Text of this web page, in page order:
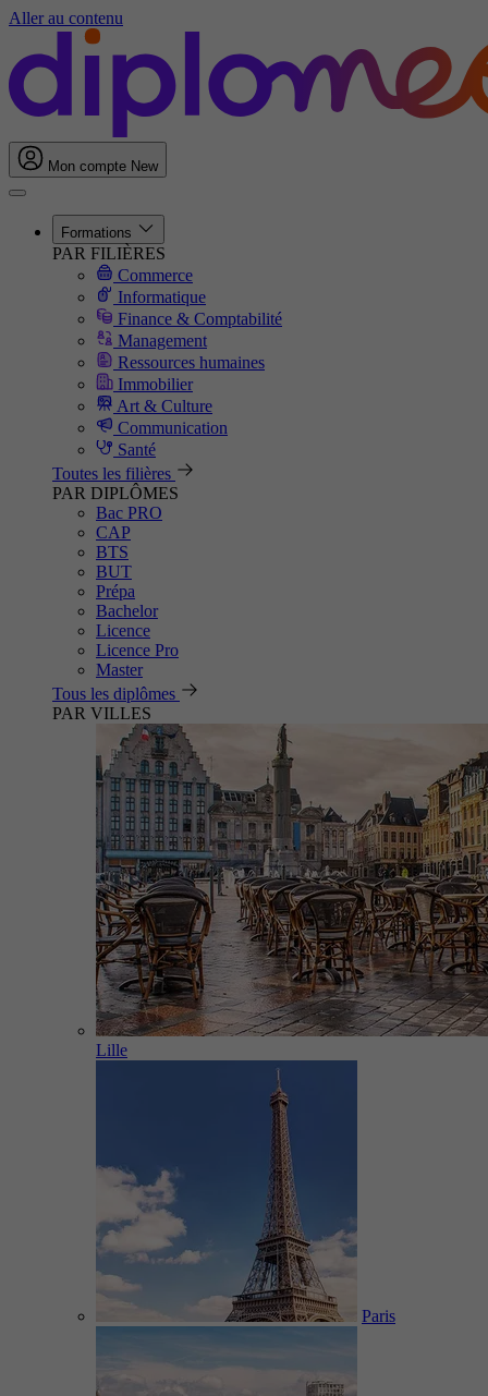
Aller au contenu
Mon compte New
Formations
PAR FILIÈRES
Commerce
Informatique
Finance & Comptabilité
Management
Ressources humaines
Immobilier
Art & Culture
Communication
Santé
Toutes les filières
PAR DIPLÔMES
Bac PRO
CAP
BTS
BUT
Prépa
Bachelor
Licence
Licence Pro
Master
Tous les diplômes
PAR VILLES
Lille
Paris